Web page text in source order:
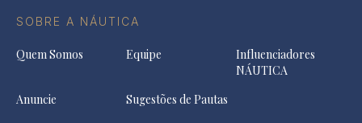
SOBRE A NÁUTICA
Quem Somos Equipe
Influenciadores
NÁUTICA
Anuncie
Sugestões de Pautas